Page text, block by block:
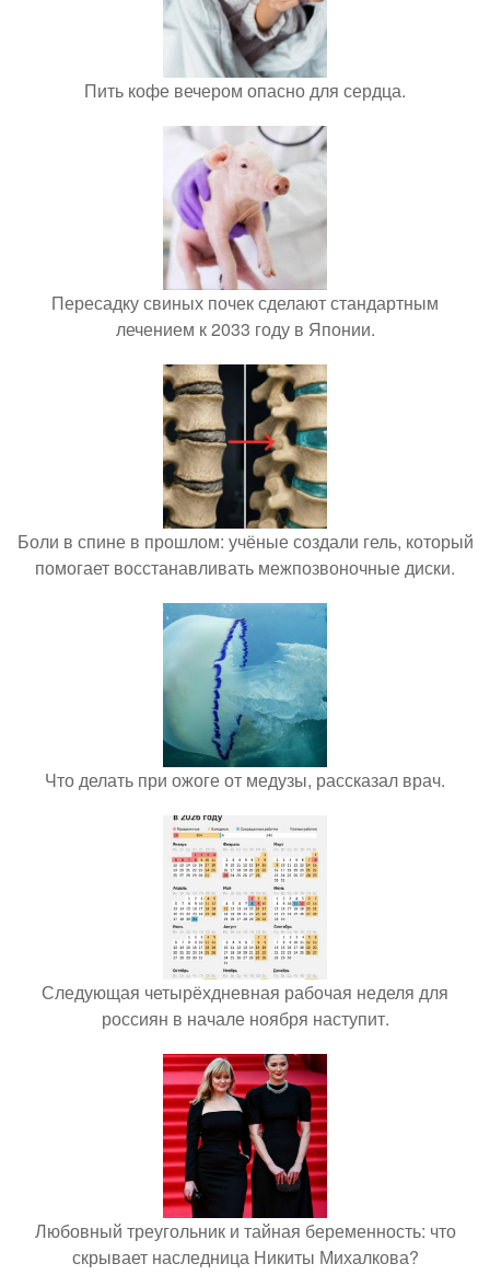
Пить кофе вечером опасно для сердца.
Пересадку свиных почек сделают стандартным
лечением к 2033 году в Японии.
Боли в спине в прошлом: учёные создали гель, который
помогает восстанавливать межпозвоночные диски.
Что делать при ожоге от медузы, рассказал врач.
Следующая четырёхдневная рабочая неделя для
россиян в начале ноября наступит.
Любовный треугольник и тайная беременность: что
скрывает наследница Никиты Михалкова?